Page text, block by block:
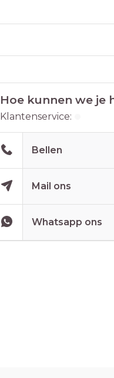
Hoe kunnen we je
Klantenservice:
Bellen
Mail ons
Whatsapp ons